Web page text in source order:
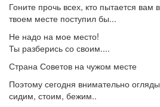
Гоните прочь всех, кто пытается вам
твоем месте поступил бы...
Не надо на мое место!
Ты разберись со своим....
Страна Советов на чужом месте
Поэтому сегодня внимательно
сидим, стоим, бежим..